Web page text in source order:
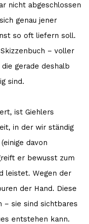
nicht abgeschlossen
genau jener
so oft liefern soll.
– voller
gerade deshalb
sind.
ist Giehlers
in der wir ständig
davon
er bewusst zum
leistet. Wegen der
der Hand. Diese
– sie sind sichtbares
entstehen kann.